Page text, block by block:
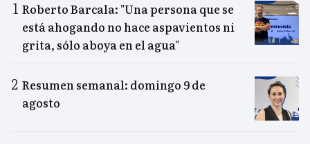
Roberto Barcala: "Una persona que se
está ahogando no hace aspavientos ni
grita, sólo aboya en el agua"
Resumen semanal: domingo 9 de
agosto